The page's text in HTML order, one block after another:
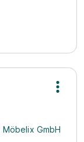
Möbelix GmbH